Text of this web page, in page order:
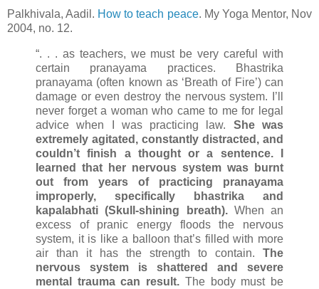
Palkhivala, Aadil. How to teach peace. My Yoga Mentor, Nov
2004, no. 12.
“. . . as teachers, we must be very careful with
certain pranayama practices. Bhastrika
pranayama (often known as ‘Breath of Fire’) can
damage or even destroy the nervous system. I’ll
never forget a woman who came to me for legal
advice when I was practicing law. She was
extremely agitated, constantly distracted, and
couldn’t finish a thought or a sentence. I
learned that her nervous system was burnt
out from years of practicing pranayama
improperly, specifically bhastrika and
kapalabhati (Skull-shining breath).When an
excess of pranic energy floods the nervous
system, it is like a balloon that’s filled with more
air than it has the strength to contain. The
nervous system is shattered and severe
mental trauma can result. The body must be